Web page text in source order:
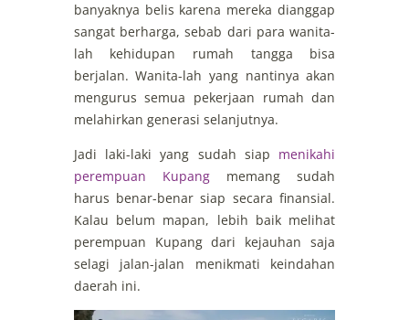
banyaknya belis karena mereka dianggap
sangat berharga, sebab dari para wanita-
lah kehidupan rumah tangga bisa
berjalan. Wanita-lah yang nantinya akan
mengurus semua pekerjaan rumah dan
melahirkan generasi selanjutnya.
Jadi laki-laki yang sudah siap menikahi
perempuan Kupangmemang sudah
harus benar-benar siap secara finansial.
Kalau belum mapan, lebih baik melihat
perempuan Kupang dari kejauhan saja
selagi jalan-jalan menikmati keindahan
daerah ini.